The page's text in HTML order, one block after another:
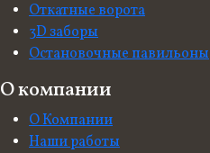
Откатные ворота
3D заборы
Остановочные павильоны
О компании
О Компании
Наши работы